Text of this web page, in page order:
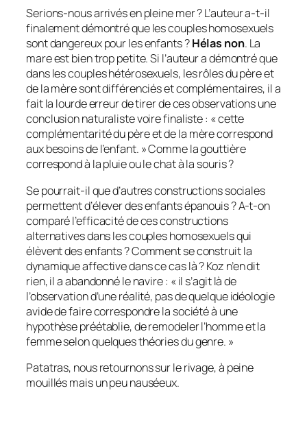
Serions-nous arrivés en pleine mer ? L’auteur a-t-il
finalement démontré que les couples homosexuels
sont dangereux pour les enfants ?Hélas non. La
mare est bien trop petite. Si l’auteur a démontré que
dans les couples hétérosexuels, les rôles du père et
de la mère sont différenciés et complémentaires, il a
fait la lourde erreur de tirer de ces observations une
conclusion naturaliste voire finaliste : «cette
complémentarité du père et de la mère correspond
aux besoins de l’enfant. » Comme la gouttière
correspond à la pluie ou le chat à la souris ?
Se pourrait-il que d’autres constructions sociales
permettent d’élever des enfants épanouis ? A-t-on
comparé l’efficacité de ces constructions
alternatives dans les couples homosexuels qui
élèvent des enfants ? Comment se construit la
dynamique affective dans ce cas là ? Koz n’en dit
rien, il a abandonné le navire : «il s’agit là de
l’observation d’une réalité, pas de quelque idéologie
avide de faire correspondre la société à une
hypothèse préétablie, de remodeler l’homme et la
femme selon quelques théories du genre. »
Patatras, nous retournons sur le rivage, à peine
mouillés mais un peu nauséeux.